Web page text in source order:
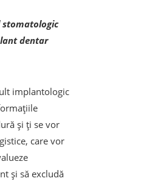
stomatologic
dentar
implantologic
și ți se vor
care vor
și să excludă